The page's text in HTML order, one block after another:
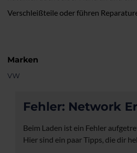
Verschleißteile oder führen
Marken
VW
Fehler: Network
Beim Laden ist ein Fehler
Hier sind ein paar Tipps, die dir